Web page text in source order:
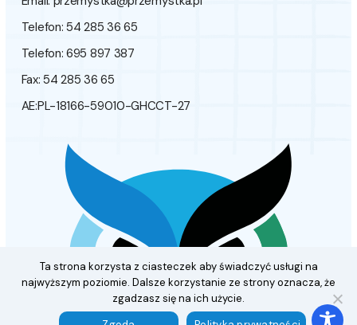
Telefon: 54 285 36 65
Telefon: 695 897 387
Fax: 54 285 36 65
AE:PL-18166-59010-GHCCT-27
Ta strona korzysta z ciasteczek aby świadczyć usługi na
najwyższym poziomie. Dalsze korzystanie ze strony oznacza, że
zgadzasz się na ich użycie.